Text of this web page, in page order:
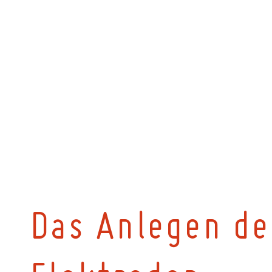
Das Anlegen